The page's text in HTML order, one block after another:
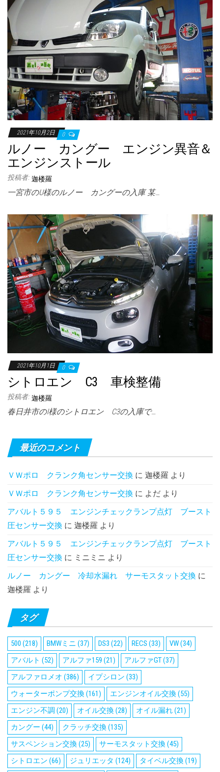
2021年10月2日 0
ルノー カングー エンジン異音＆
エンジンストール
投稿者: 迦楼羅
一宮市のU様のルノー カングーの入庫 某…
2021年10月1日 0
シトロエン C3 車検整備
投稿者: 迦楼羅
春日井市のI様のシトロエン C3の入庫で…
最近のコメント
ＶＷポロ クランク角センサー交換 に 迦楼羅 より
ＶＷポロ クランク角センサー交換 に よだ より
アバルト５９５ エンジンチェックランプ点灯 ブースト
圧センサー交換 に 迦楼羅 より
アバルト５９５ エンジンチェックランプ点灯 ブースト
圧センサー交換 に ミニミニ より
ルノー カングー 冷却水漏れ サーモスタット交換 に
迦楼羅 より
タグ
500 (218) BMWミニ (37) DS3 (22) RECS (33) VW(34)
アバルト (52) アルファ159 (21) アルファGT(37)
アルファロメオ (386) イプシロン (33)
ウォーターポンプ交換(161) エンジンオイル交換(55)
エンジン不調 (20) オイル交換(28) オイル漏れ(21)
カングー (44) クラッチ交換(135)
サスペンション交換(25) サーモスタット交換(45)
シトロエン (66) ジュリエッタ (124) タイベル交換(19)